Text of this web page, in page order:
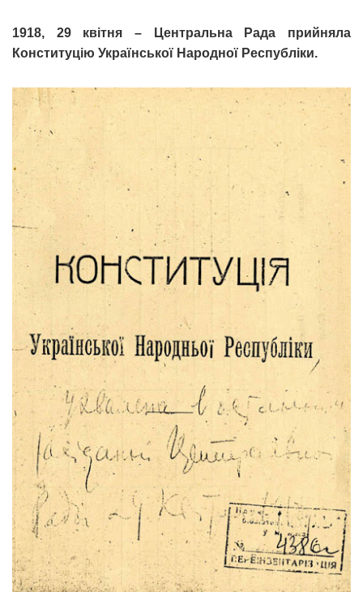
1918, 29 квітня – Центральна Рада прийняла
Конституцію Української Народної Республіки.